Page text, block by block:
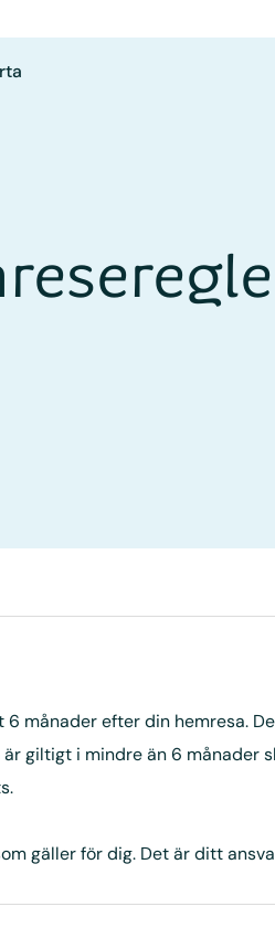
månader efter din hemresa.
giltigt i mindre än 6 månader
gäller för dig. Det är ditt